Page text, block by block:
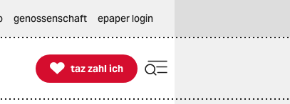
genossenschaft epaper login

taz zahl ich
taz zahl ich